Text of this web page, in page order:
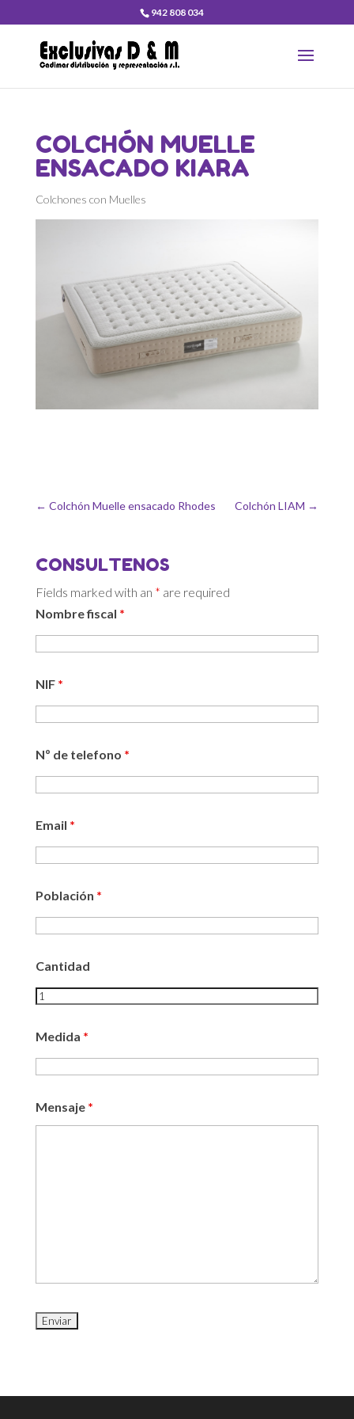
942 808 034
COLCHÓN MUELLE
ENSACADO KIARA
Colchones con Muelles
← Colchón Muelle ensacado Rhodes Colchón LIAM →
CONSULTENOS
Fields marked with an * are required
Nombre fiscal *
NIF *
Nº de telefono *
Email *
Población *
Cantidad
Medida *
Mensaje *